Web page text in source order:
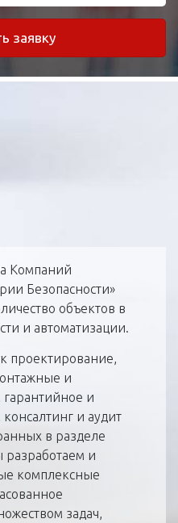
Компаний
Безопасности»
объектов в
и автоматизации.
проектирование,
и
и
и аудит
в разделе
разработаем и
комплексные
задач,